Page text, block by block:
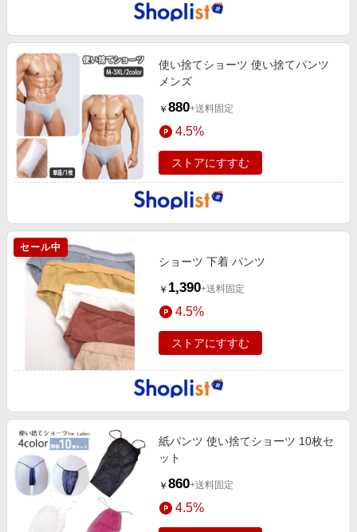
使い捨てショーツ 使い捨てパンツ
メンズ
￥ 880+送料固定
4.5%
ストアにすすむ
セール中
ショーツ 下着 パンツ
￥ 1,390+送料固定
4.5%
ストアにすすむ
紙パンツ 使い捨てショーツ 10枚セ
ット
￥ 860+送料固定
4.5%